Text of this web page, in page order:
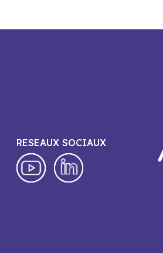
RESEAUX SOCIAUX